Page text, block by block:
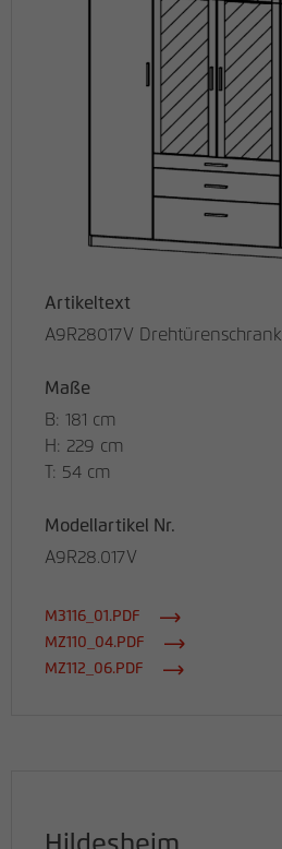
Artikeltext
A9R28017V Drehtürenschrank
Maße
B: 181 cm
H: 229 cm
T: 54 cm
Modellartikel Nr.
A9R28.017V
M3116_01.PDF
MZ110_04.PDF
MZ112_06.PDF